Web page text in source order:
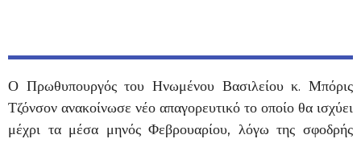
Ο Πρωθυπουργός του Ηνωμένου Βασιλείου κ. Μπόρις
Τζόνσον ανακοίνωσε νέο απαγορευτικό το οποίο θα ισχύει
μέχρι τα μέσα μηνός Φεβρουαρίου, λόγω της σφοδρής